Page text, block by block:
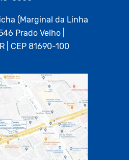
(Marginal da Linha
Prado Velho |
| CEP 81690-100